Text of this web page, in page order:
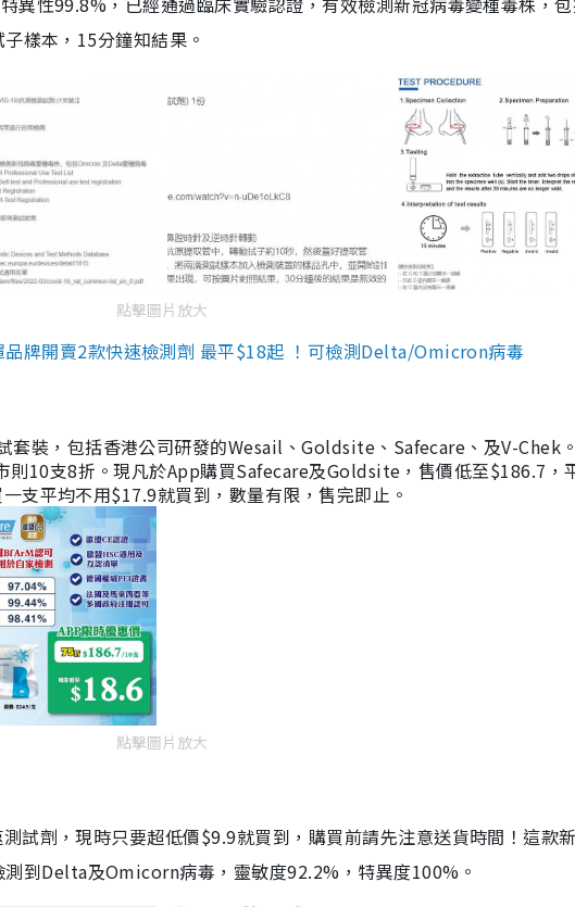
樣本，15分鐘知結果。
點擊圖片放大
牌開賣2款快速檢測劑 最平$18起 ！可檢測Delta/Omicron病毒
套裝，包括香港公司研發的Wesail、Goldsite、Safecare、及V-Chek
則10支8折。現凡於App購買Safecare及Goldsite，售價低至$186.7，
支平均不用$17.9就買到，數量有限，售完即止。
點擊圖片放大
試劑，現時只要超低價$9.9就買到，購買前請先注意送貨時間！這款
到Delta及Omicorn病毒，靈敏度92.2%，特異度100%。